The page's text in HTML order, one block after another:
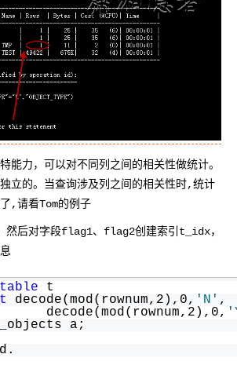
into tmp
object_type from
l.object_type
t inner join tmp l on
19574435
| Name | Rows  |
STATEMENT   |      |
JOIN |      |     1 |    25 |
ACCESS FULL| TMP  |     1 |
ACCESS FULL
(identified
能力，可以对不同列之间的相关性做统计。
立的。当查询涉及列之间的相关性时,统计
,请看Tom的例子
然后对字段flag1、flag2创建索引t_idx，
table t
decode(mod(rownum,2),0, 'N' ,
decode(mod(rownum,2),0,
a;